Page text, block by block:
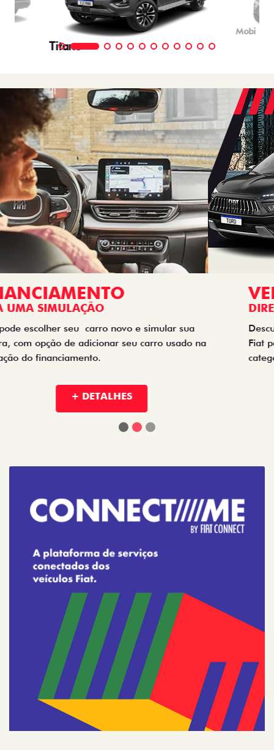
Titano
Mobi
VENDAS
DIRETAS
Descubra as melhores soluções e descontos em um novo
Fiat para empresas, produtores rurais, taxistas e outras
categorias de negócios.
+ DETALHES